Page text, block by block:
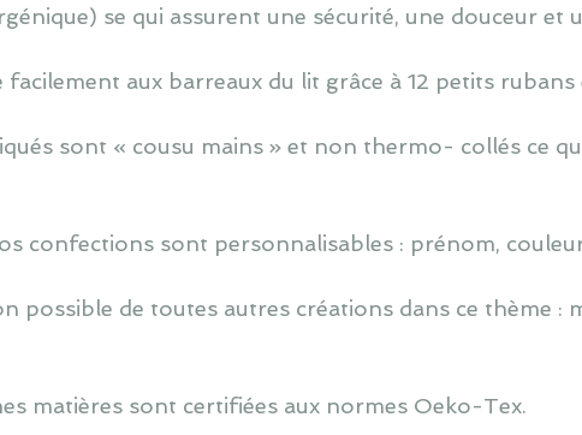
se qui assurent une sécurité, une douceur et
facilement aux barreaux du lit grâce à 12 petits
sont « cousu mains » et non thermo- collés ce
confections sont personnalisables : prénom,
possible de toutes autres créations dans ce thème :
matières sont certifiées aux normes Oeko-Tex.